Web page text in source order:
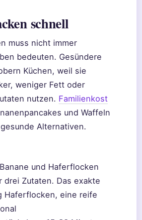
schnell
muss nicht immer
bedeuten. Gesündere
Küchen, weil sie
weniger Fett oder
nutzen. Familienkost
und Waffeln
Alternativen.
und Haferflocken
drei Zutaten. Das exakte
Haferflocken, eine reife